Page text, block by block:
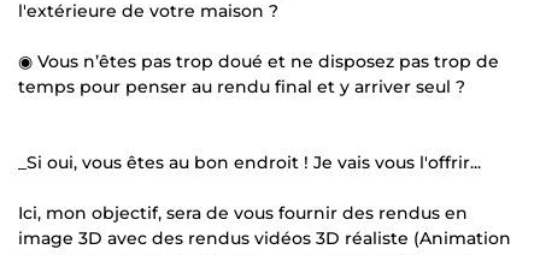
l'extérieure de votre maison ?
◉ Vous n’êtes pas trop doué et ne disposez pas trop de
temps pour penser au rendu final et y arriver seul ?
_Si oui, vous êtes au bon endroit ! Je vais vous l'offrir...
Ici, mon objectif, sera de vous fournir des rendus en
image 3D avec des rendus vidéos 3D réaliste (Animation